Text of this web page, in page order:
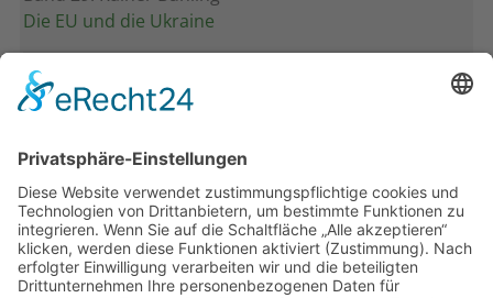
Die EU und die Ukraine
Band 28: Andrea Zeller
Eurorettung um jeden Preis?
Band 27: Thomas Jansen
Europa verstehen
Band 26: Andreas Öffner
Die Macht der Interessen